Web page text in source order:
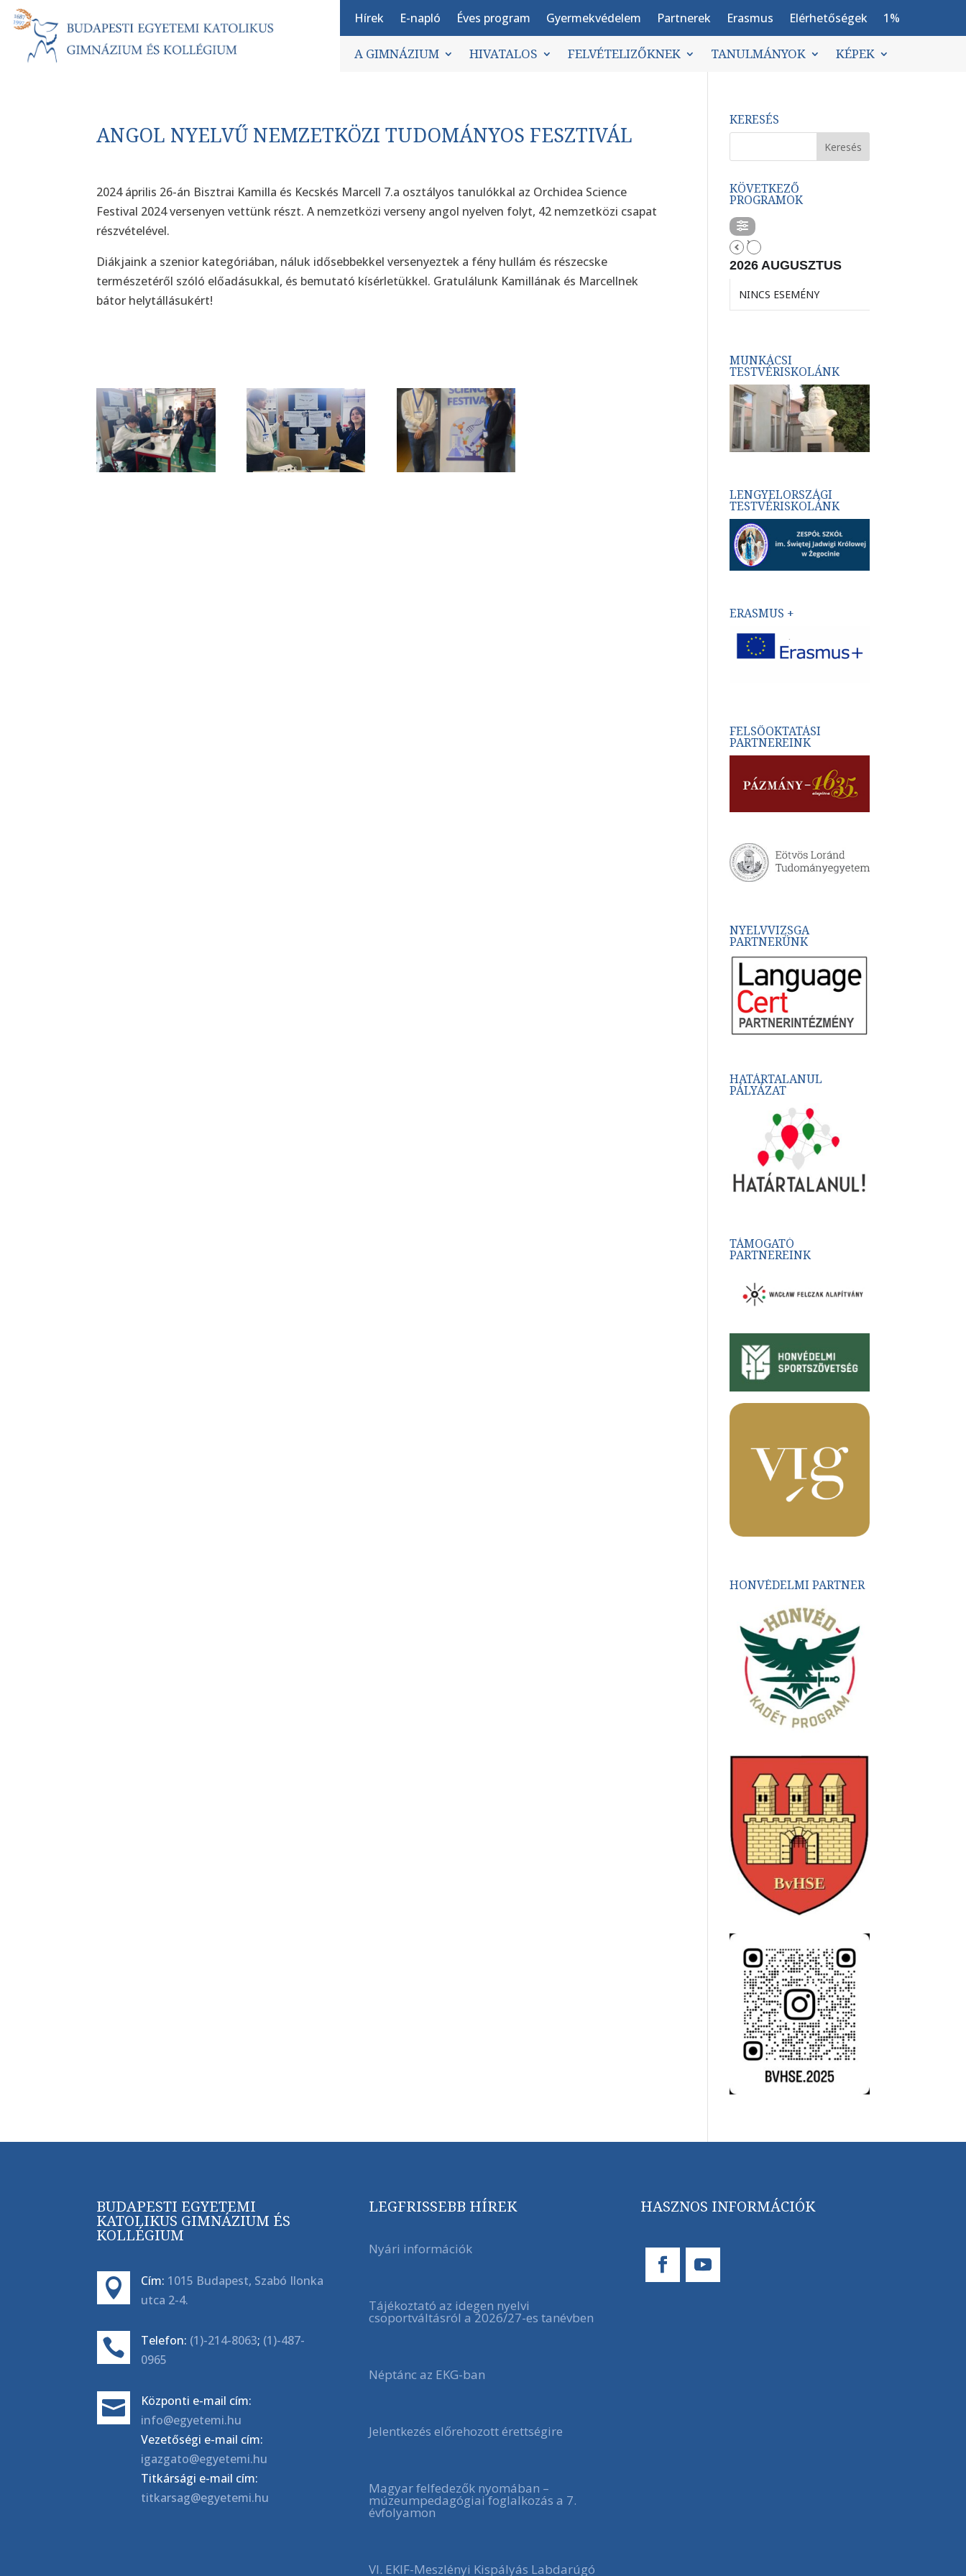
Hírek E-napló Éves program Gyermekvédelem Partnerek Erasmus Elérhetőségek 1%
A GIMNÁZIUM HIVATALOS FELVÉTELIZŐKNEK TANULMÁNYOK KÉPEK
ANGOL NYELVŰ NEMZETKÖZI TUDOMÁNYOS FESZTIVÁL
2024 április 26-án Bisztrai Kamilla és Kecskés Marcell 7.a osztályos tanulókkal az Orchidea Science
Festival 2024 versenyen vettünk részt. A nemzetközi verseny angol nyelven folyt, 42 nemzetközi csapat
részvételével.
Diákjaink a szenior kategóriában, náluk idősebbekkel versenyeztek a fény hullám és részecske
természetéről szóló előadásukkal, és bemutató kísérletükkel. Gratulálunk Kamillának és Marcellnek
bátor helytállásukért!
KERESÉS
KÖVETKEZŐ
PROGRAMOK
2026 AUGUSZTUS
NINCS ESEMÉNY
MUNKÁCSI
TESTVÉRISKOLÁNK
LENGYELORSZÁGI
TESTVÉRISKOLÁNK
ERASMUS +
FELSŐOKTATÁSI
PARTNEREINK
NYELVVIZSGA
PARTNERÜNK
HATÁRTALANUL
PÁLYÁZAT
TÁMOGATÓ
PARTNEREINK
HONVÉDELMI PARTNER
BUDAPESTI EGYETEMI
KATOLIKUS GIMNÁZIUM ÉS
KOLLÉGIUM
 Cím: 1015 Budapest, Szabó Ilonka
utca 2-4.
 Telefon: (1)-214-8063; (1)-487-
0965

Központi e-mail cím:
info@egyetemi.hu
Vezetőségi e-mail cím:
igazgato@egyetemi.hu
Titkársági e-mail cím:
titkarsag@egyetemi.hu
LEGFRISSEBB HÍREK
Nyári információk
Tájékoztató az idegen nyelvi
csoportváltásról a 2026/27-es tanévben
Néptánc az EKG-ban
Jelentkezés előrehozott érettségire
Magyar felfedezők nyomában –
múzeumpedagógiai foglalkozás a 7.
évfolyamon
VI. EKIF-Meszlényi Kispályás Labdarúgó
HASZNOS INFORMÁCIÓK